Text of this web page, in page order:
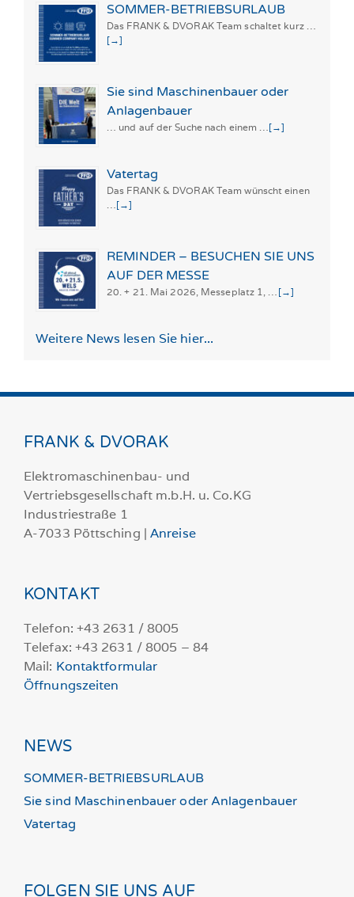
SOMMER-BETRIEBSURLAUB
Das FRANK & DVORAK Team schaltet kurz …
[→]
Sie sind Maschinenbauer oder
Anlagenbauer
… und auf der Suche nach einem … [→]
Vatertag
Das FRANK & DVORAK Team wünscht einen
[→]
REMINDER – BESUCHEN SIE UNS
AUF DER MESSE
20. + 21. Mai 2026, Messeplatz 1, … [→]
Weitere News lesen Sie hier...
FRANK & DVORAK
Elektromaschinenbau- und
Vertriebsgesellschaft m.b.H. u. Co.KG
Industriestraße 1
A-7033 Pöttsching |Anreise
KONTAKT
Telefon: +43 2631 / 8005
Telefax: +43 2631 / 8005 – 84
Mail: Kontaktformular
Öffnungszeiten
NEWS
SOMMER-BETRIEBSURLAUB
Sie sind Maschinenbauer oder Anlagenbauer
Vatertag
FOLGEN SIE UNS AUF